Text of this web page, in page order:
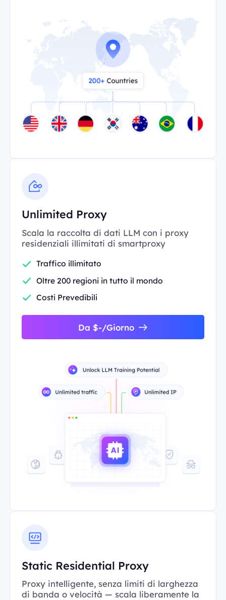
Unlimited Proxy
Scala la raccolta di dati LLM con i proxy
residenziali illimitati di smartproxy
Traffico illimitato
Oltre 200 regioni in tutto il mondo
Costi Prevedibili
Da $-/Giorno
Static Residential Proxy
Proxy intelligente, senza limiti di larghezza
di banda o velocità — scala liberamente la